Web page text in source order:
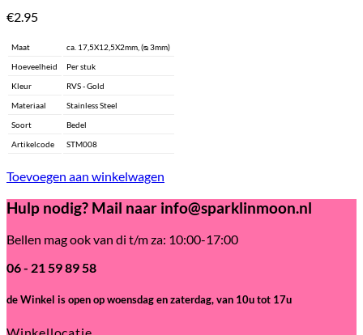
€2.95
Maat
ca. 17,5X12,5X2mm, (ᴓ 3mm)
Hoeveelheid
Per stuk
Kleur
RVS - Gold
Materiaal
Stainless Steel
Soort
Bedel
Artikelcode
STM008
Toevoegen aan winkelwagen
Hulp nodig? Mail naar info@sparklinmoon.nl
Bellen mag ook van di t/m za: 10:00-17:00
06 - 21 59 89 58
de Winkel is openop woensdag en zaterdag, van 10u tot 17u
Winkellocatie